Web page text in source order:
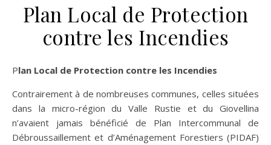
Plan Local de Protection
contre les Incendies
Plan Local de Protection contre les Incendies
Contrairement à de nombreuses communes, celles situées
dans la micro-région du Valle Rustie et du Giovellina
n’avaient jamais bénéficié de Plan Intercommunal de
Débroussaillement et d’Aménagement Forestiers (PIDAF)